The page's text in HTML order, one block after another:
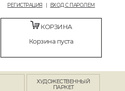
РЕГИСТРАЦИЯ ВХОД С ПАРОЛЕМ
КОРЗИНА
Корзина пуста
ХУДОЖЕСТВЕННЫЙ
ПАРКЕТ